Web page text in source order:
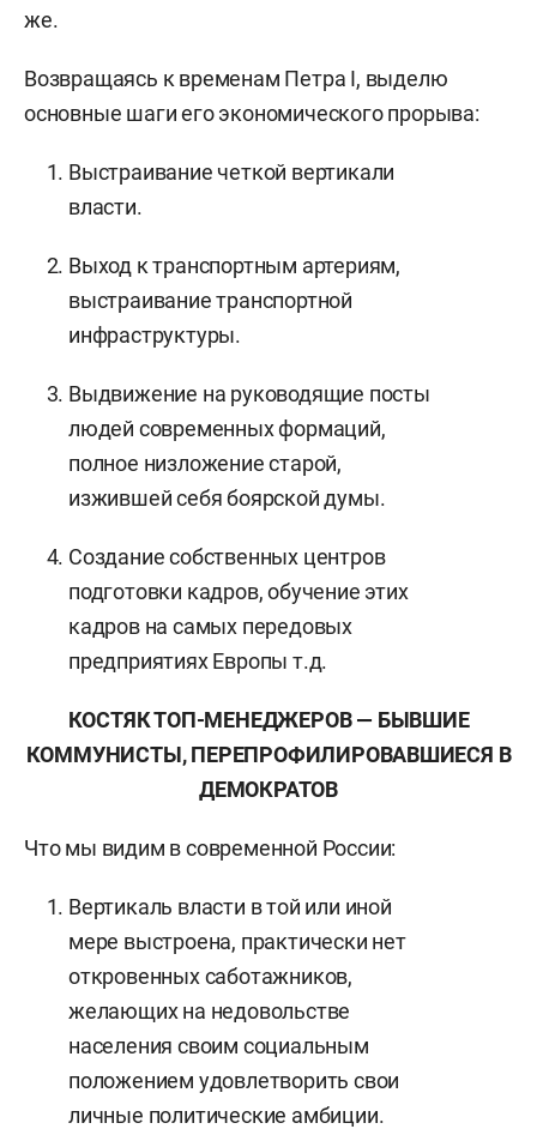
же.
Возвращаясь к временам Петра I, выделю
основные шаги его экономического прорыва:
Выстраивание четкой вертикали
власти.
Выход к транспортным артериям,
выстраивание транспортной
инфраструктуры.
Выдвижение на руководящие посты
людей современных формаций,
полное низложение старой,
изжившей себя боярской думы.
Создание собственных центров
подготовки кадров, обучение этих
кадров на самых передовых
предприятиях Европы т.д.
КОСТЯК ТОП-МЕНЕДЖЕРОВ — БЫВШИЕ
КОММУНИСТЫ, ПЕРЕПРОФИЛИРОВАВШИЕСЯ В
ДЕМОКРАТОВ
Что мы видим в современной России:
Вертикаль власти в той или иной
мере выстроена, практически нет
откровенных саботажников,
желающих на недовольстве
населения своим социальным
положением удовлетворить свои
личные политические амбиции.